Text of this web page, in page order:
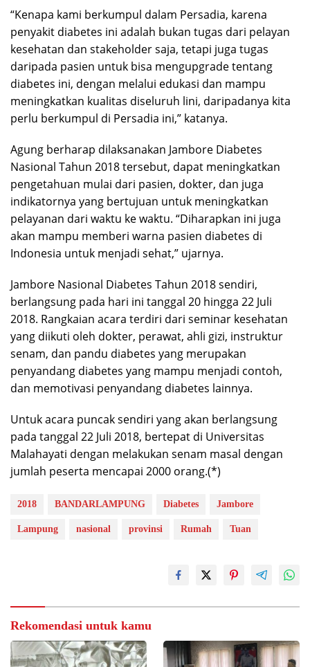
“Kenapa kami berkumpul dalam Persadia, karena
penyakit diabetes ini adalah bukan tugas dari pelayan
kesehatan dan stakeholder saja, tetapi juga tugas
daripada pasien untuk bisa mengupgrade tentang
diabetes ini, dengan melalui edukasi dan mampu
meningkatkan kualitas diseluruh lini, daripadanya kita
perlu berkumpul di Persadia ini,” katanya.
Agung berharap dilaksanakan Jambore Diabetes
Nasional Tahun 2018 tersebut, dapat meningkatkan
pengetahuan mulai dari pasien, dokter, dan juga
indikatornya yang bertujuan untuk meningkatkan
pelayanan dari waktu ke waktu. “Diharapkan ini juga
akan mampu memberi warna pasien diabetes di
Indonesia untuk menjadi sehat,” ujarnya.
Jambore Nasional Diabetes Tahun 2018 sendiri,
berlangsung pada hari ini tanggal 20 hingga 22 Juli
2018. Rangkaian acara terdiri dari seminar kesehatan
yang diikuti oleh dokter, perawat, ahli gizi, instruktur
senam, dan pandu diabetes yang merupakan
penyandang diabetes yang mampu menjadi contoh,
dan memotivasi penyandang diabetes lainnya.
Untuk acara puncak sendiri yang akan berlangsung
pada tanggal 22 Juli 2018, bertepat di Universitas
Malahayati dengan melakukan senam masal dengan
jumlah peserta mencapai 2000 orang.(*)
2018 BANDARLAMPUNG Diabetes Jambore
Lampung nasional provinsi Rumah Tuan
Rekomendasi untuk kamu